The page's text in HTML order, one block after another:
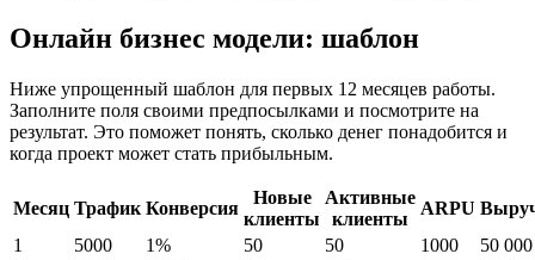
Онлайн бизнес модели: шаблон
Ниже упрощенный шаблон для первых 12 месяцев работы.
Заполните поля своими предпосылками и посмотрите на
результат. Это поможет понять, сколько денег понадобится и
когда проект может стать прибыльным.
Месяц Трафик Конверсия
Новые
клиенты
Активные
клиенты
ARPU
1
5000 1% 50 50 1000
50 000